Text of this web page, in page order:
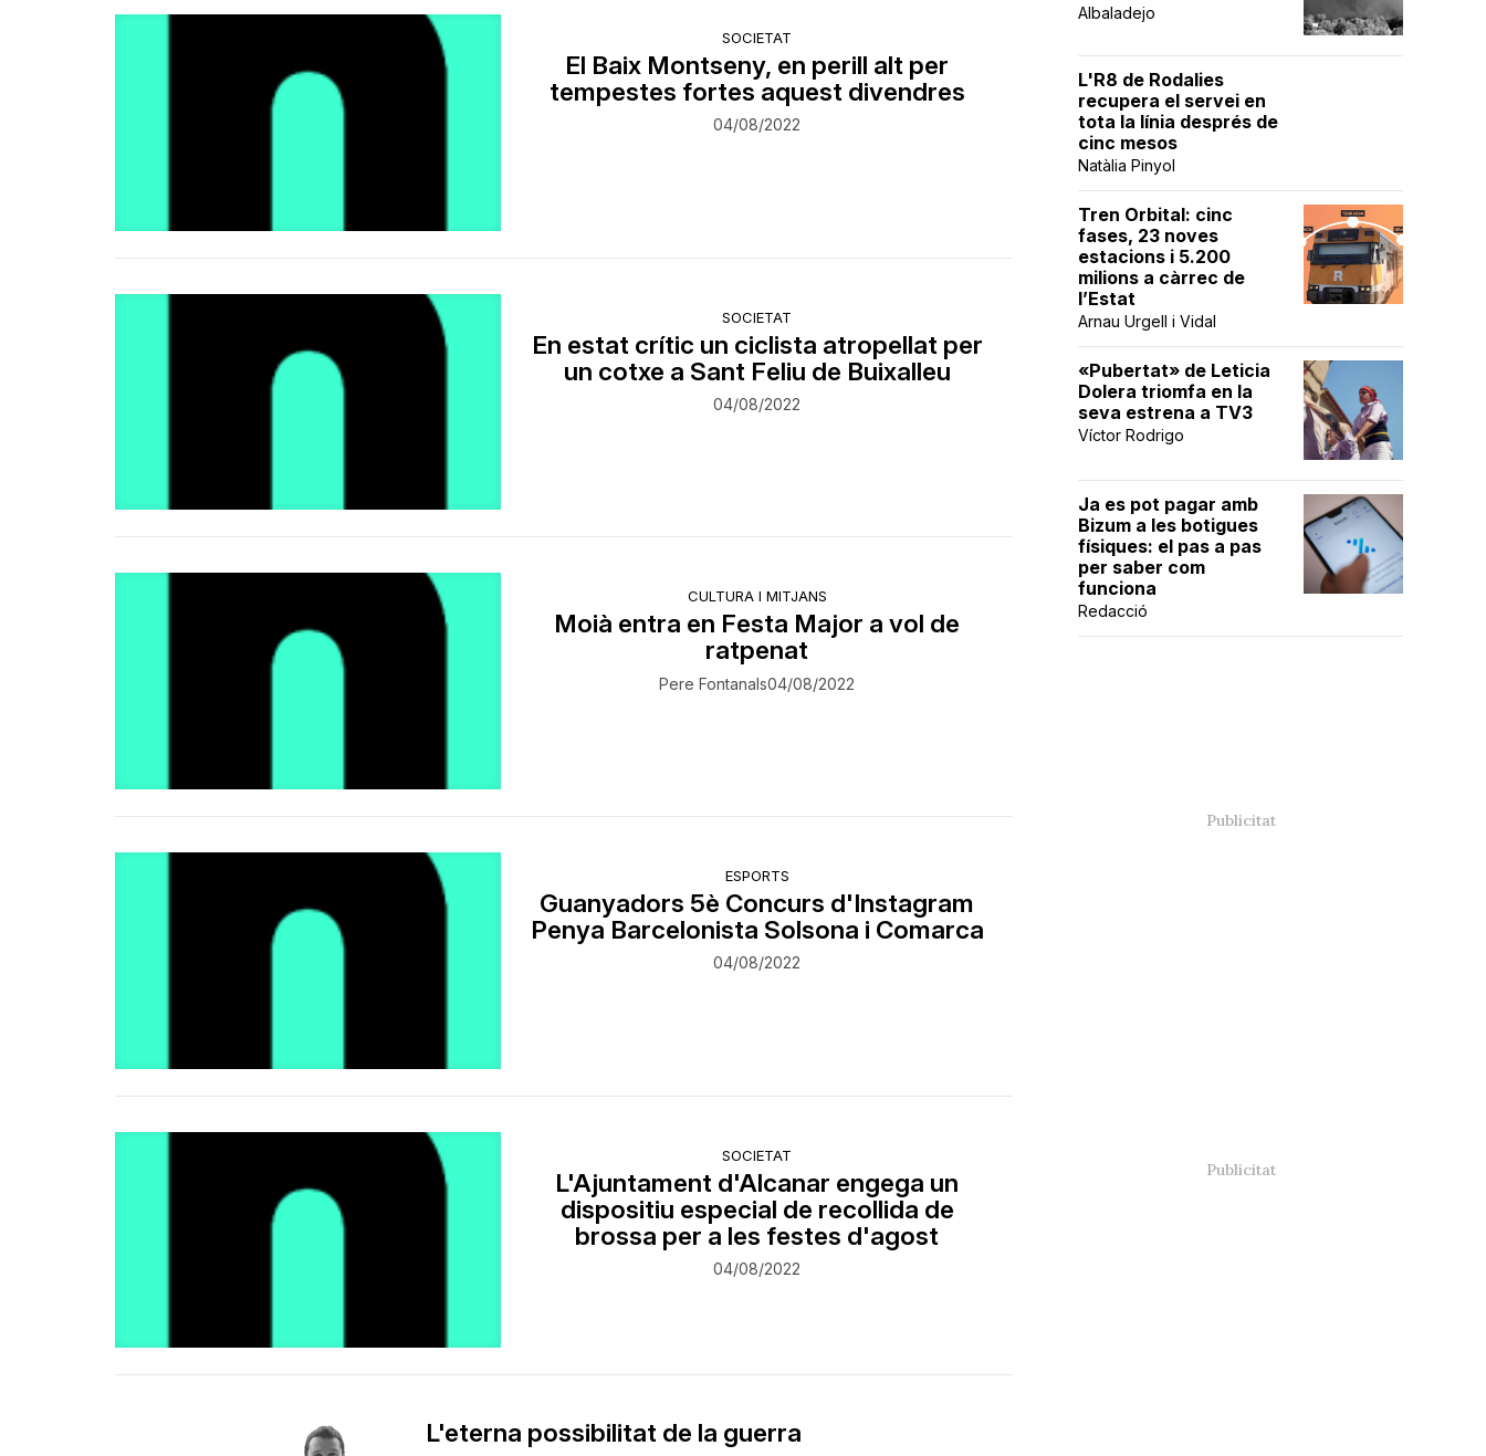
SOCIETAT
El Baix Montseny, en perill alt per
tempestes fortes aquest divendres
04/08/2022
SOCIETAT
En estat crític un ciclista atropellat per
un cotxe a Sant Feliu de Buixalleu
04/08/2022
CULTURA I MITJANS
Moià entra en Festa Major a vol de
ratpenat
Pere Fontanals04/08/2022
ESPORTS
​Guanyadors 5è Concurs d'Instagram
Penya Barcelonista Solsona i Comarca
04/08/2022
SOCIETAT
L'Ajuntament d'Alcanar engega un
dispositiu especial de recollida de
brossa per a les festes d'agost
04/08/2022
L'eterna possibilitat de la guerra
Albaladejo
L'R8 de Rodalies
recupera el servei en
tota la línia després de
cinc mesos
Natàlia Pinyol
Tren Orbital: cinc
fases, 23 noves
estacions i 5.200
milions a càrrec de
l’Estat
Arnau Urgell i Vidal
«Pubertat» de Leticia
Dolera triomfa en la
seva estrena a TV3
Víctor Rodrigo
Ja es pot pagar amb
Bizum a les botigues
físiques: el pas a pas
per saber com
funciona
Redacció